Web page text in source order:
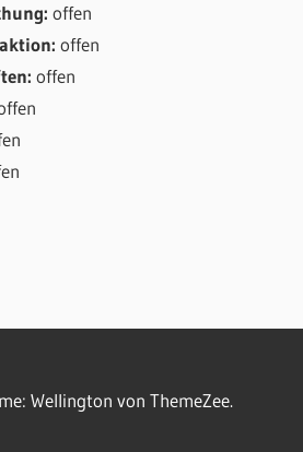
offen
offen
offen
Wellington von ThemeZee.